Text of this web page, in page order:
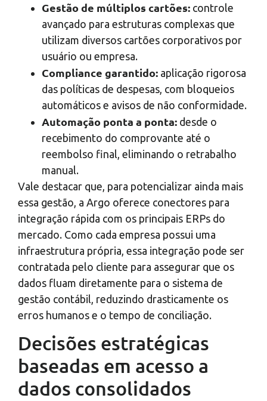
Gestão de múltiplos cartões: controle
avançado para estruturas complexas que
utilizam diversos cartões corporativos por
usuário ou empresa.
Compliance garantido: aplicação rigorosa
das políticas de despesas, com bloqueios
automáticos e avisos de não conformidade.
Automação ponta a ponta: desde o
recebimento do comprovante até o
reembolso final, eliminando o retrabalho
manual.
Vale destacar que, para potencializar ainda mais
essa gestão, a Argo oferece conectores para
integração rápida com os principais ERPs do
mercado. Como cada empresa possui uma
infraestrutura própria, essa integração pode ser
contratada pelo cliente para assegurar que os
dados fluam diretamente para o sistema de
gestão contábil, reduzindo drasticamente os
erros humanos e o tempo de conciliação.
Decisões estratégicas
baseadas em acesso a
dados consolidados